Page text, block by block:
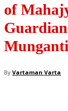
of
By Vartaman Varta